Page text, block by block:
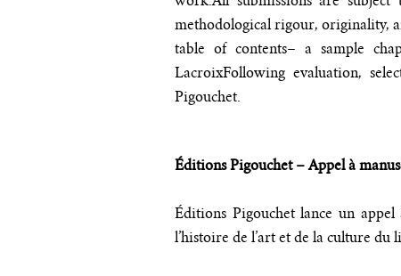
methodological rigour, originality,
table of contents– a sample
LacroixFollowing evaluation,
Pigouchet.
Éditions Pigouchet – Appel à
Éditions Pigouchet lance un
l’histoire de l’art et de la culture du